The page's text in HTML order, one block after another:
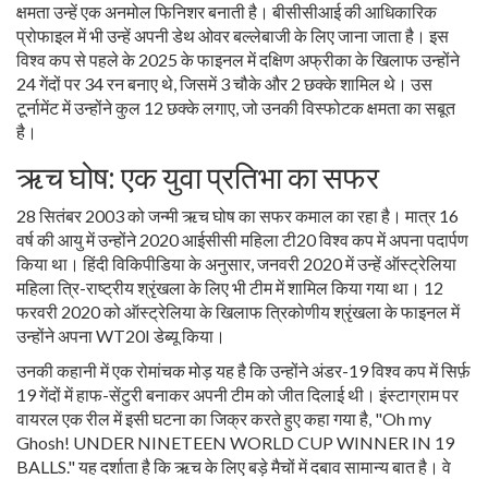
क्षमता उन्हें एक अनमोल फिनिशर बनाती है। बीसीसीआई की आधिकारिक
प्रोफाइल में भी उन्हें अपनी डेथ ओवर बल्लेबाजी के लिए जाना जाता है। इस
विश्व कप से पहले के 2025 के फाइनल में दक्षिण अफ्रीका के खिलाफ उन्होंने
24 गेंदों पर 34 रन बनाए थे, जिसमें 3 चौके और 2 छक्के शामिल थे। उस
टूर्नामेंट में उन्होंने कुल 12 छक्के लगाए, जो उनकी विस्फोटक क्षमता का सबूत
है।
ऋच घोष: एक युवा प्रतिभा का सफर
28 सितंबर 2003 को जन्मी ऋच घोष का सफर कमाल का रहा है। मात्र 16
वर्ष की आयु में उन्होंने 2020 आईसीसी महिला टी20 विश्व कप में अपना पदार्पण
किया था। हिंदी विकिपीडिया के अनुसार, जनवरी 2020 में उन्हें ऑस्ट्रेलिया
महिला त्रि-राष्ट्रीय श्रृंखला के लिए भी टीम में शामिल किया गया था। 12
फरवरी 2020 को ऑस्ट्रेलिया के खिलाफ त्रिकोणीय श्रृंखला के फाइनल में
उन्होंने अपना WT20I डेब्यू किया।
उनकी कहानी में एक रोमांचक मोड़ यह है कि उन्होंने अंडर-19 विश्व कप में सिर्फ़
19 गेंदों में हाफ-सेंटुरी बनाकर अपनी टीम को जीत दिलाई थी। इंस्टाग्राम पर
वायरल एक रील में इसी घटना का जिक्र करते हुए कहा गया है, "Oh my
Ghosh! UNDER NINETEEN WORLD CUP WINNER IN 19
BALLS." यह दर्शाता है कि ऋच के लिए बड़े मैचों में दबाव सामान्य बात है। वे